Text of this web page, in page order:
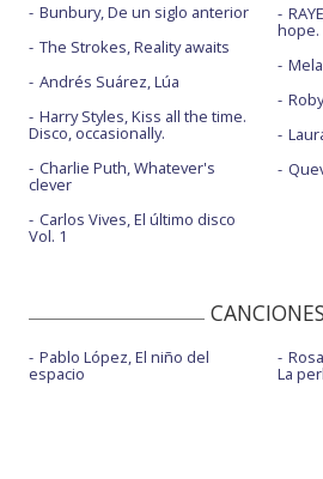
Bunbury, De un siglo anterior
The Strokes, Reality awaits
Andrés Suárez, Lúa
Harry Styles, Kiss all the time.
Disco, occasionally.
Charlie Puth, Whatever's
clever
Carlos Vives, El último disco
Vol. 1
hope.
CANCIONES
Pablo López, El niño del
espacio La